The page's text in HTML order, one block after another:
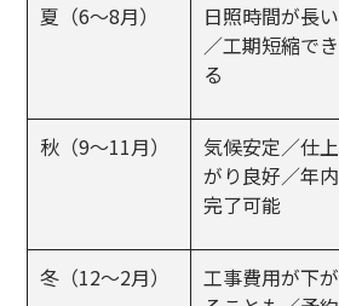
夏（6〜8月）
日照時間が長い
／工期短縮でき
る
秋（9〜11月）
気候安定／仕上
がり良好／年内
完了可能
冬（12〜2月）
工事費用が下が